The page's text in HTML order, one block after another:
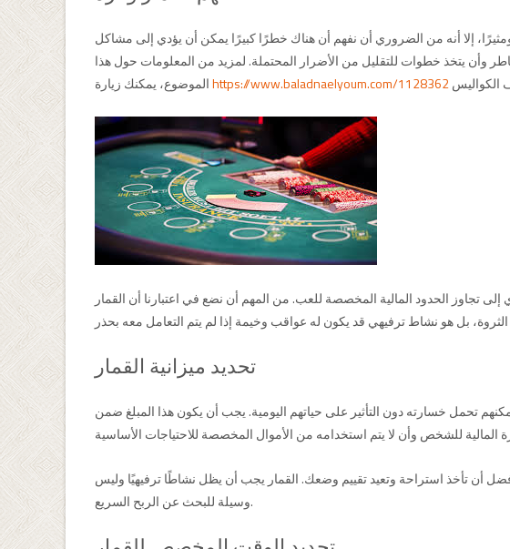
إلا أنه من الضروري أن نفهم أن هناك خطرًا كبيرًا يمكن أن يؤدي إلى مشاكل
وأن يتخذ خطوات للتقليل من الأضرار المحتملة. لمزيد من المعلومات حول هذا
https://www.baladnaelyoum.com/1128362
تجاوز الحدود المالية المخصصة للعب. من المهم أن نضع في اعتبارنا أن القمار
تحديد ميزانية القمار
تحمل خسارته دون التأثير على حياتهم اليومية. يجب أن يكون هذا المبلغ ضمن
أن تأخذ استراحة وتعيد تقييم وضعك. القمار يجب أن يظل نشاطًا ترفيهيًا وليس
وسيلة للبحث عن الربح السريع.